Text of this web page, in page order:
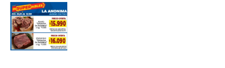
Suscribirme gratis